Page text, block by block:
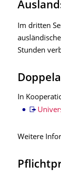
Im dritten
Stunden
In
Weitere